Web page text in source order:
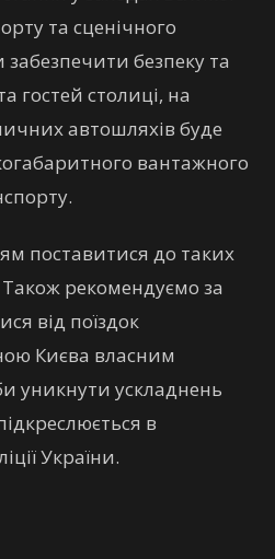
та сценічного
безпеку та
гостей столиці, на
автошляхів буде
вантажного
поставитися до таких
рекомендуємо за
від поїздок
Києва власним
уникнути ускладнень
в
України.